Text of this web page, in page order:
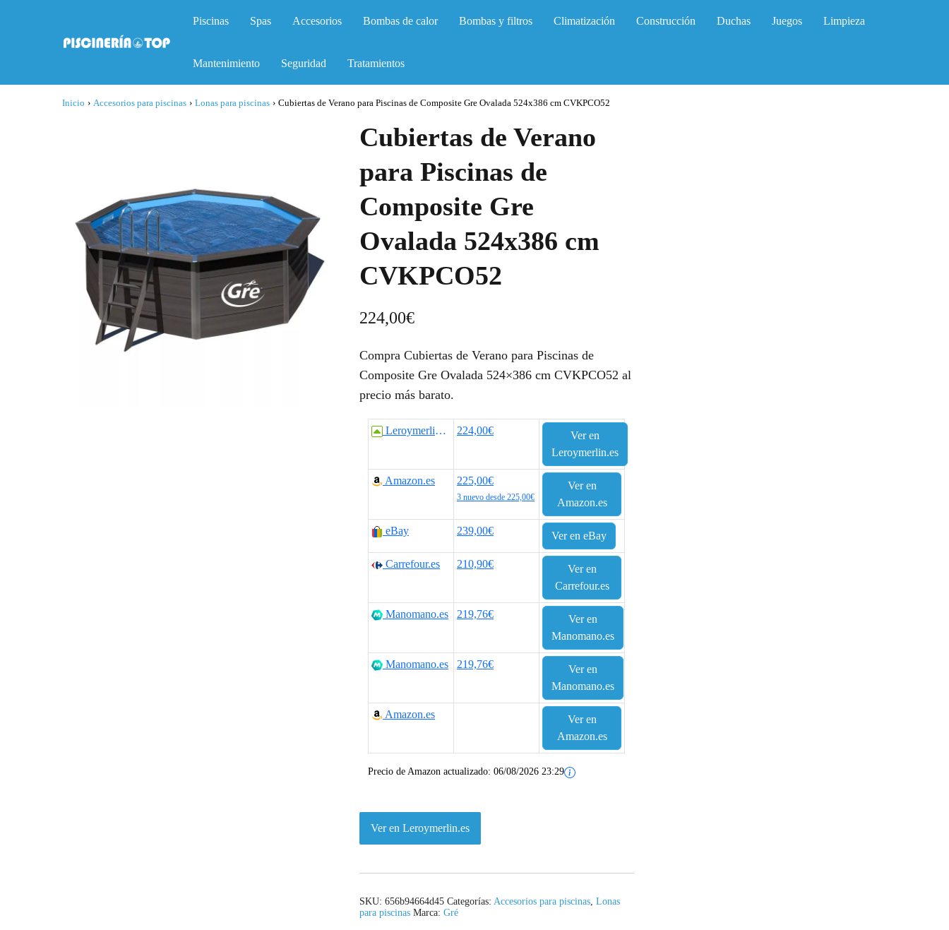
Piscinas Spas Accesorios Bombas de calor Bombas y filtros Climatización Construcción Duchas Juegos Limpieza
Mantenimiento Seguridad Tratamientos
Inicio › Accesorios para piscinas › Lonas para piscinas › Cubiertas de Verano para Piscinas de Composite Gre Ovalada 524x386 cm CVKPCO52
Cubiertas de Verano
para Piscinas de
Composite Gre
Ovalada 524x386 cm
CVKPCO52
224,00€
Compra Cubiertas de Verano para Piscinas de
Composite Gre Ovalada 524×386 cm CVKPCO52 al
precio más barato.
Leroymerlin.es 224,00€
Ver en
Leroymerlin.es
Amazon.es 225,00€
3 nuevo desde 225,00€
Ver en
Amazon.es
eBay 239,00€ Ver en eBay
Carrefour.es 210,90€
Ver en
Carrefour.es
Manomano.es 219,76€
Ver en
Manomano.es
Manomano.es 219,76€
Ver en
Manomano.es
Amazon.es
Ver en
Amazon.es
Precio de Amazon actualizado: 06/08/2026 23:29
Ver en Leroymerlin.es
SKU: 656b94664d45 Categorías: Accesorios para piscinas, Lonas
para piscinas Marca: Gré